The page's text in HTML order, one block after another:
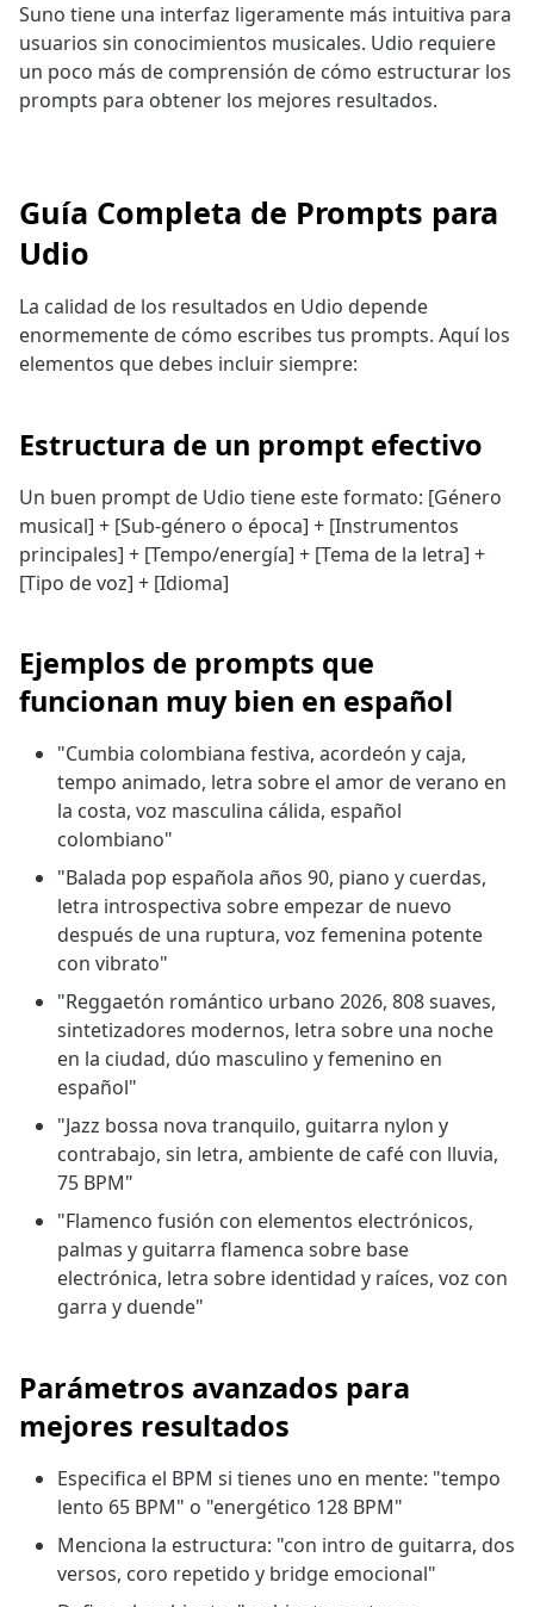
Suno tiene una interfaz ligeramente más intuitiva para
usuarios sin conocimientos musicales. Udio requiere
un poco más de comprensión de cómo estructurar los
prompts para obtener los mejores resultados.
Guía Completa de Prompts para
Udio
La calidad de los resultados en Udio depende
enormemente de cómo escribes tus prompts. Aquí los
elementos que debes incluir siempre:
Estructura de un prompt efectivo
Un buen prompt de Udio tiene este formato: [Género
musical] + [Sub-género o época] + [Instrumentos
principales] + [Tempo/energía] + [Tema de la letra] +
[Tipo de voz] + [Idioma]
Ejemplos de prompts que
funcionan muy bien en español
"Cumbia colombiana festiva, acordeón y caja,
tempo animado, letra sobre el amor de verano en
la costa, voz masculina cálida, español
colombiano"
"Balada pop española años 90, piano y cuerdas,
letra introspectiva sobre empezar de nuevo
después de una ruptura, voz femenina potente
con vibrato"
"Reggaetón romántico urbano 2026, 808 suaves,
sintetizadores modernos, letra sobre una noche
en la ciudad, dúo masculino y femenino en
español"
"Jazz bossa nova tranquilo, guitarra nylon y
contrabajo, sin letra, ambiente de café con lluvia,
75 BPM"
"Flamenco fusión con elementos electrónicos,
palmas y guitarra flamenca sobre base
electrónica, letra sobre identidad y raíces, voz con
garra y duende"
Parámetros avanzados para
mejores resultados
Especifica el BPM si tienes uno en mente: "tempo
lento 65 BPM" o "energético 128 BPM"
Menciona la estructura: "con intro de guitarra, dos
versos, coro repetido y bridge emocional"